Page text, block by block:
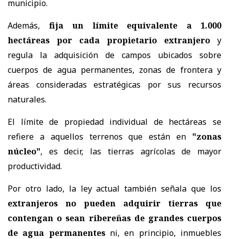
municipio.
Además, fija un límite equivalente a 1.000
hectáreas por cada propietario extranjero y
regula la adquisición de campos ubicados sobre
cuerpos de agua permanentes, zonas de frontera y
áreas consideradas estratégicas por sus recursos
naturales.
El límite de propiedad individual de hectáreas se
refiere a aquellos terrenos que están en "zonas
núcleo", es decir, las tierras agrícolas de mayor
productividad.
Por otro lado, la ley actual también señala que los
extranjeros no pueden adquirir tierras que
contengan o sean ribereñas de grandes cuerpos
de agua permanentesni, en principio, inmuebles